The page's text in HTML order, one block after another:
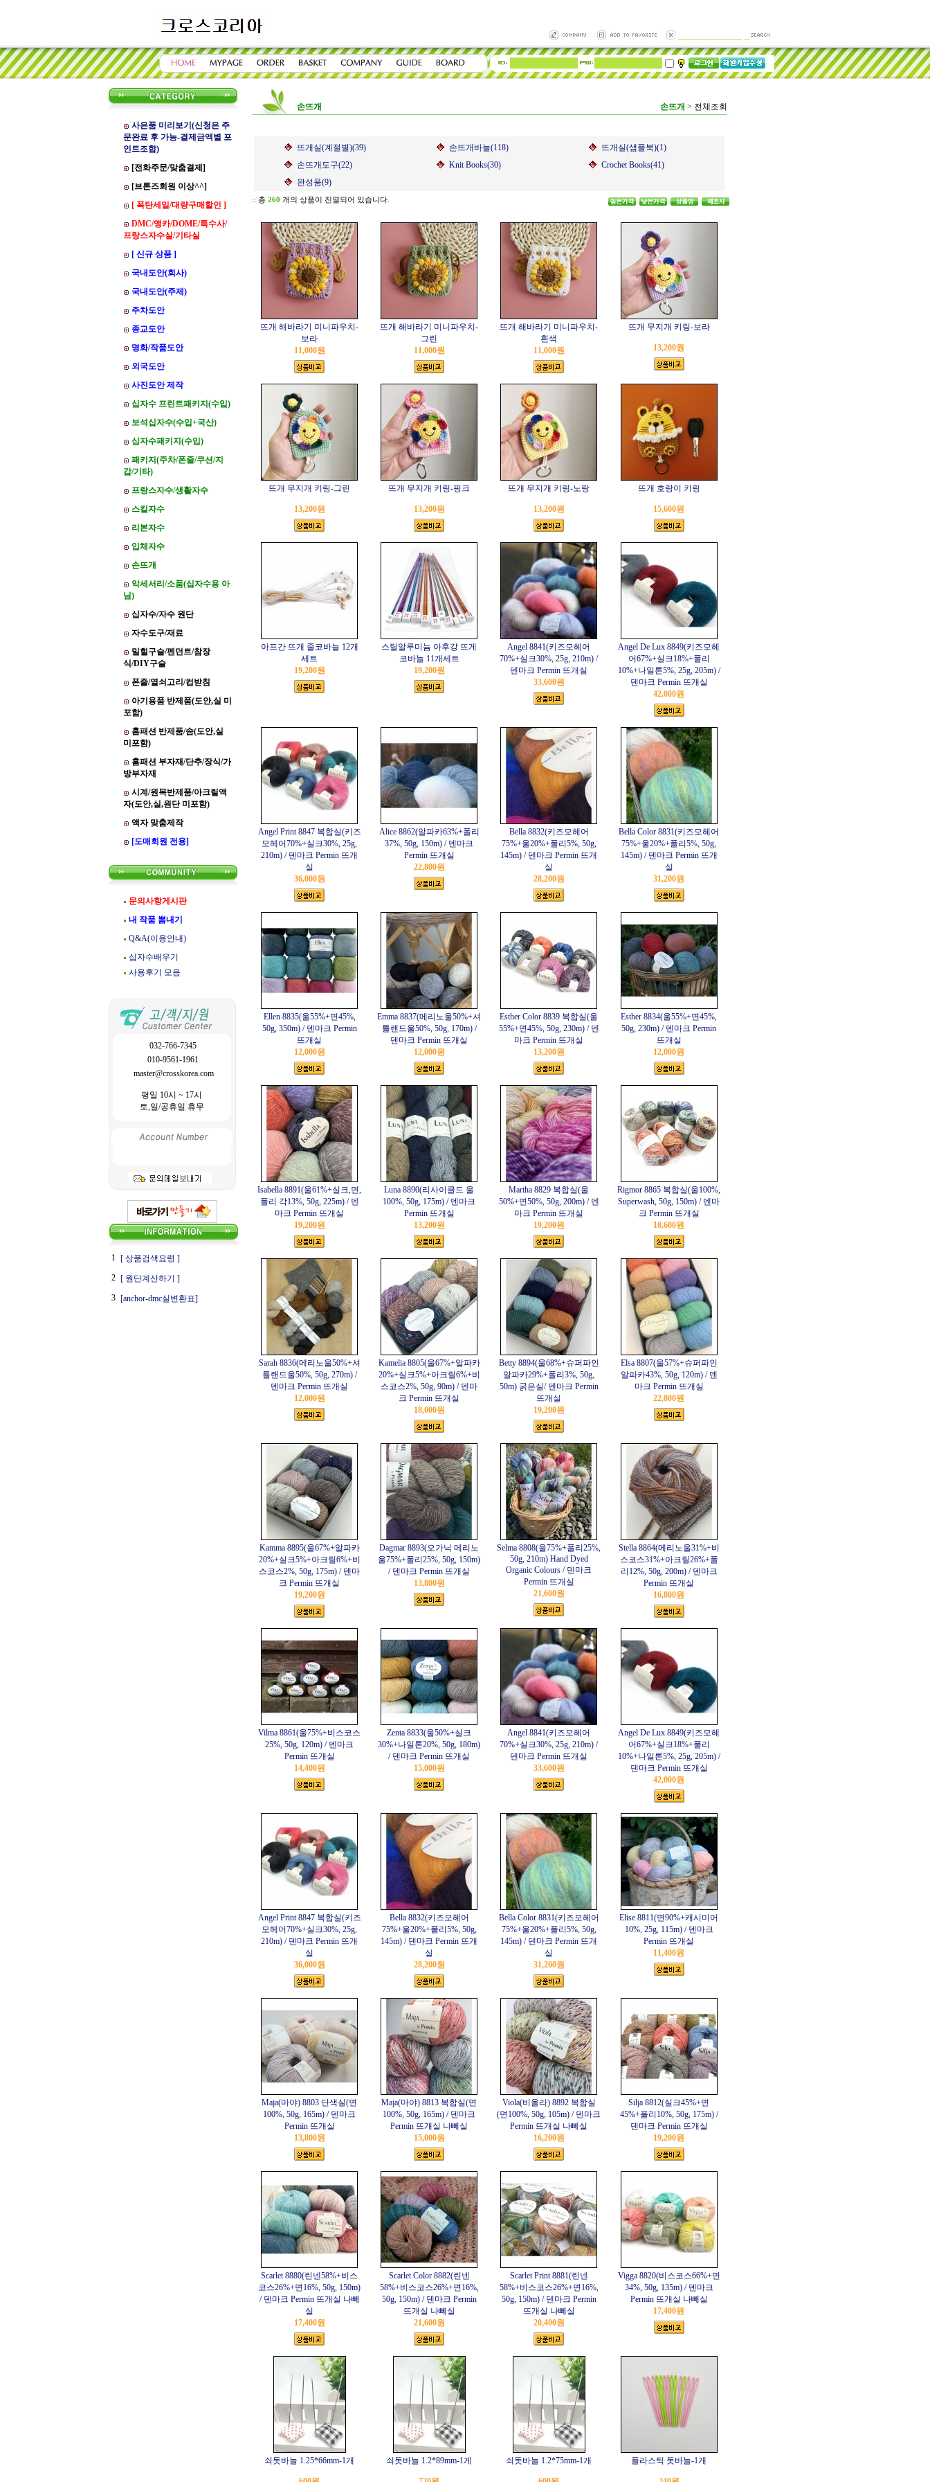
사은품 미리보기(신청은 주
문완료 후 가능-결제금액별 포
인트조합)
[전화주문/맞춤결제]
[브론즈회원 이상^^]
[ 폭탄세일/대량구매할인 ]
DMC/앵카/DOME/특수사/
프랑스자수실/기타실
[ 신규 상품 ]
국내도안(회사)
국내도안(주제)
주차도안
종교도안
명화/작품도안
외국도안
사진도안 제작
십자수 프린트패키지(수입)
보석십자수(수입+국산)
십자수패키지(수입)
패키지(주차/폰줄/쿠션/지
갑/기타)
프랑스자수/생활자수
스킬자수
리본자수
입체자수
손뜨개
악세서리/소품(십자수용 아
님)
십자수/자수 원단
자수도구/재료
밀힐구슬/펜던트/참장
식/DIY구슬
폰줄/열쇠고리/컵받침
아기용품 반제품(도안,실 미
포함)
홈패션 반제품/솜(도안,실
미포함)
홈패션 부자재/단추/장식/가
방부자재
시계/원목반제품/아크릴액
자(도안,실,원단 미포함)
액자 맞춤제작
[도매회원 전용]
문의사항게시판
내 작품 뽐내기
Q&A(이용안내)
십자수배우기
사용후기 모음
032-766-7345
010-9561-1961
master@crosskorea.com
평일 10시 ~ 17시
토,일/공휴일 휴무
1
[ 상품검색요령 ]
2
[ 원단계산하기 ]
3
[anchor-dmc실변환표]
손뜨개 손뜨개 > 전체조회
뜨개실(계절별)(39) 손뜨개바늘(118)
뜨개실(샘플북)(1)
손뜨개도구(22)
Knit Books(30)
Crochet Books(41)
완성품(9)
:: 총 260 개의 상품이 진열되어 있습니다.
뜨개 해바라기 미니파우치-
보라
11,000원
뜨개 해바라기 미니파우치-
그린
11,000원
뜨개 해바라기 미니파우치-
흰색
11,000원
뜨개 무지개 키링-보라
13,200원
뜨개 무지개 키링-그린
13,200원
뜨개 무지개 키링-핑크
13,200원
뜨개 무지개 키링-노랑
13,200원
뜨개 호랑이 키링
15,600원
아프간 뜨개 줄코바늘 12개
세트
19,200원
스틸알루미늄 아후강 뜨게
코바늘 11개세트
19,200원
Angel 8841(키즈모헤어
70%+실크30%, 25g, 210m) /
덴마크 Permin 뜨개실
33,600원
Angel De Lux 8849(키즈모헤
어67%+실크18%+폴리
10%+나일론5%, 25g, 205m) /
덴마크 Permin 뜨개실
42,000원
Angel Print 8847 복합실(키즈
모헤어70%+실크30%, 25g,
210m) / 덴마크 Permin 뜨개
실
36,000원
Alice 8862(알파카63%+폴리
37%, 50g, 150m) / 덴마크
Permin 뜨개실
22,800원
Bella 8832(키즈모헤어
75%+울20%+폴리5%, 50g,
145m) / 덴마크 Permin 뜨개
실
28,200원
Bella Color 8831(키즈모헤어
75%+울20%+폴리5%, 50g,
145m) / 덴마크 Permin 뜨개
실
31,200원
Ellen 8835(울55%+면45%,
50g, 350m) / 덴마크 Permin
뜨개실
12,000원
Emma 8837(메리노울50%+셔
틀랜드울50%, 50g, 170m) /
덴마크 Permin 뜨개실
12,000원
Esther Color 8839 복합실(울
55%+면45%, 50g, 230m) / 덴
마크 Permin 뜨개실
13,200원
Esther 8834(울55%+면45%,
50g, 230m) / 덴마크 Permin
뜨개실
12,000원
Isabella 8891(울61%+실크,면,
폴리 각13%, 50g, 225m) / 덴
마크 Permin 뜨개실
19,200원
Luna 8890(리사이클드 울
100%, 50g, 175m) / 덴마크
Permin 뜨개실
13,200원
Martha 8829 복합실(울
50%+면50%, 50g, 200m) / 덴
마크 Permin 뜨개실
19,200원
Rigmor 8865 복합실(울100%,
Superwash, 50g, 150m) / 덴마
크 Permin 뜨개실
18,600원
Sarah 8836(메리노울50%+셔
틀랜드울50%, 50g, 270m) /
덴마크 Permin 뜨개실
12,000원
Kamelia 8805(울67%+알파카
20%+실크5%+아크릴6%+비
스코스2%, 50g, 90m) / 덴마
크 Permin 뜨개실
18,000원
Betty 8894(울68%+슈퍼파인
알파카29%+폴리3%, 50g,
50m) 굵은실/ 덴마크 Permin
뜨개실
19,200원
Elsa 8807(울57%+슈퍼파인
알파카43%, 50g, 120m) / 덴
마크 Permin 뜨개실
22,800원
Kamma 8895(울67%+알파카
20%+실크5%+아크릴6%+비
스코스2%, 50g, 175m) / 덴마
크 Permin 뜨개실
19,200원
Dagmar 8893(오가닉 메리노
울75%+폴리25%, 50g, 150m)
/ 덴마크 Permin 뜨개실
13,800원
Selma 8808(울75%+폴리25%,
50g, 210m) Hand Dyed
Organic Colours / 덴마크
Permin 뜨개실
21,600원
Stella 8864(메리노울31%+비
스코스31%+아크릴26%+폴
리12%, 50g, 200m) / 덴마크
Permin 뜨개실
16,800원
Vilma 8861(울75%+비스코스
25%, 50g, 120m) / 덴마크
Permin 뜨개실
14,400원
Zenta 8833(울50%+실크
30%+나일론20%, 50g, 180m)
/ 덴마크 Permin 뜨개실
15,000원
Angel 8841(키즈모헤어
70%+실크30%, 25g, 210m) /
덴마크 Permin 뜨개실
33,600원
Angel De Lux 8849(키즈모헤
어67%+실크18%+폴리
10%+나일론5%, 25g, 205m) /
덴마크 Permin 뜨개실
42,000원
Angel Print 8847 복합실(키즈
모헤어70%+실크30%, 25g,
210m) / 덴마크 Permin 뜨개
실
36,000원
Bella 8832(키즈모헤어
75%+울20%+폴리5%, 50g,
145m) / 덴마크 Permin 뜨개
실
28,200원
Bella Color 8831(키즈모헤어
75%+울20%+폴리5%, 50g,
145m) / 덴마크 Permin 뜨개
실
31,200원
Elise 8811(면90%+캐시미어
10%, 25g, 115m) / 덴마크
Permin 뜨개실
11,400원
Maja(마야) 8803 단색실(면
100%, 50g, 165m) / 덴마크
Permin 뜨개실
13,800원
Maja(마야) 8813 복합실(면
100%, 50g, 165m) / 덴마크
Permin 뜨개실 나뻬실
15,000원
Viola(비올라) 8892 복합실
(면100%, 50g, 105m) / 덴마크
Permin 뜨개실 나뻬실
16,200원
Silja 8812(실크45%+면
45%+폴리10%, 50g, 175m) /
덴마크 Permin 뜨개실
19,200원
Scarlet 8880(린넨58%+비스
코스26%+면16%, 50g, 150m)
/ 덴마크 Permin 뜨개실 나뻬
실
17,400원
Scarlet Color 8882(린넨
58%+비스코스26%+면16%,
50g, 150m) / 덴마크 Permin
뜨개실 나뻬실
21,600원
Scarlet Print 8881(린넨
58%+비스코스26%+면16%,
50g, 150m) / 덴마크 Permin
뜨개실 나뻬실
20,400원
Vigga 8820(비스코스66%+면
34%, 50g, 135m) / 덴마크
Permin 뜨개실 나뻬실
17,400원
쇠돗바늘 1.25*66mm-1개 쇠돗바늘 1.2*89mm-1게 쇠돗바늘 1.2*75mm-1개 플라스틱 돗바늘-1개